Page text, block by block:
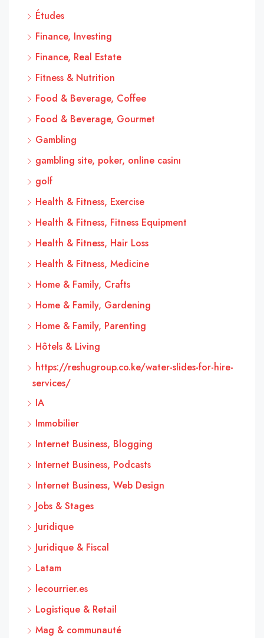
Études
Finance, Investing
Finance, Real Estate
Fitness & Nutrition
Food & Beverage, Coffee
Food & Beverage, Gourmet
Gambling
gambling site, poker, online casinı
golf
Health & Fitness, Exercise
Health & Fitness, Fitness Equipment
Health & Fitness, Hair Loss
Health & Fitness, Medicine
Home & Family, Crafts
Home & Family, Gardening
Home & Family, Parenting
Hôtels & Living
https://reshugroup.co.ke/water-slides-for-hire-
services/
IA
Immobilier
Internet Business, Blogging
Internet Business, Podcasts
Internet Business, Web Design
Jobs & Stages
Juridique
Juridique & Fiscal
Latam
lecourrier.es
Logistique & Retail
Mag & communauté